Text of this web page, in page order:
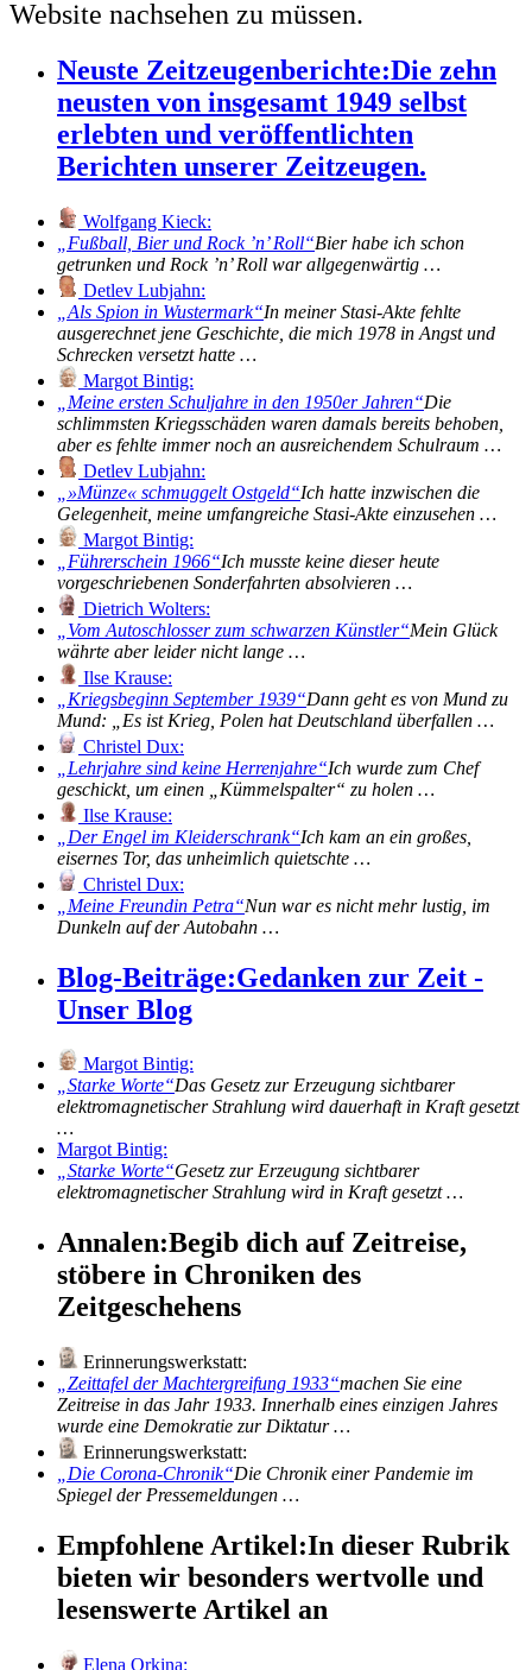
Website nachsehen zu müssen.
Neuste Zeitzeugenberichte:Die zehn
neusten von insgesamt 1949 selbst
erlebten und veröffentlichten
Berichten unserer Zeitzeugen.
Wolfgang Kieck:
Fußball, Bier und Rock ’n’ Roll Bier habe ich schon
getrunken und Rock ’n’ Roll war allgegenwärtig …
Detlev Lubjahn:
Als Spion in Wustermark In meiner Stasi-Akte fehlte
ausgerechnet jene Geschichte, die mich 1978 in Angst und
Schrecken versetzt hatte …
Margot Bintig:
Meine ersten Schuljahre in den 1950er Jahren Die
schlimmsten Kriegsschäden waren damals bereits behoben,
aber es fehlte immer noch an ausreichendem Schulraum …
Detlev Lubjahn:
»Münze« schmuggelt Ostgeld Ich hatte inzwischen die
Gelegenheit, meine umfangreiche Stasi-Akte einzusehen …
Margot Bintig:
Führerschein 1966 Ich musste keine dieser heute
vorgeschriebenen Sonderfahrten absolvieren …
Dietrich Wolters:
Vom Autoschlosser zum schwarzen Künstler Mein Glück
währte aber leider nicht lange …
Ilse Krause:
Kriegsbeginn September 1939 Dann geht es von Mund zu
Mund: „Es ist Krieg, Polen hat Deutschland überfallen …
Christel Dux:
Lehrjahre sind keine Herrenjahre Ich wurde zum Chef
geschickt, um einen „Kümmelspalter“ zu holen …
Ilse Krause:
Der Engel im Kleiderschrank Ich kam an ein großes,
eisernes Tor, das unheimlich quietschte …
Christel Dux:
Meine Freundin Petra Nun war es nicht mehr lustig, im
Dunkeln auf der Autobahn …
Blog-Beiträge:Gedanken zur Zeit -
Unser Blog
Margot Bintig:
Starke Worte Das Gesetz zur Erzeugung sichtbarer
elektromagnetischer Strahlung wird dauerhaft in Kraft gesetzt
…
Margot Bintig:
Starke Worte Gesetz zur Erzeugung sichtbarer
elektromagnetischer Strahlung wird in Kraft gesetzt …
Annalen:Begib dich auf Zeitreise,
stöbere in Chroniken des
Zeitgeschehens
Erinnerungswerkstatt:
Zeittafel der Machtergreifung 1933 machen Sie eine
Zeitreise in das Jahr 1933. Innerhalb eines einzigen Jahres
wurde eine Demokratie zur Diktatur …
Erinnerungswerkstatt:
Die Corona-Chronik Die Chronik einer Pandemie im
Spiegel der Pressemeldungen …
Empfohlene Artikel:In dieser Rubrik
bieten wir besonders wertvolle und
lesenswerte Artikel an
Elena Orkina: